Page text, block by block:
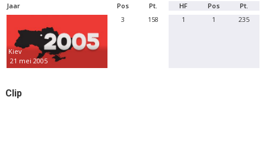
Jaar Pos Pt. HF Pos Pt.
Kiev
21 mei 2005
3 158 1 1 235
Clip